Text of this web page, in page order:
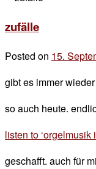
zufälle
Posted on 15.
gibt es immer
so auch heute.
listen to
geschafft. auch für